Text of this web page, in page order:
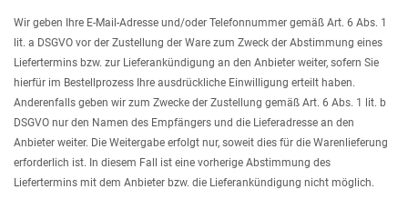
Wir geben Ihre E-Mail-Adresse und/oder Telefonnummer gemäß Art. 6 Abs. 1
lit. a DSGVO vor der Zustellung der Ware zum Zweck der Abstimmung eines
Liefertermins bzw. zur Lieferankündigung an den Anbieter weiter, sofern Sie
hierfür im Bestellprozess Ihre ausdrückliche Einwilligung erteilt haben.
Anderenfalls geben wir zum Zwecke der Zustellung gemäß Art. 6 Abs. 1 lit. b
DSGVO nur den Namen des Empfängers und die Lieferadresse an den
Anbieter weiter. Die Weitergabe erfolgt nur, soweit dies für die Warenlieferung
erforderlich ist. In diesem Fall ist eine vorherige Abstimmung des
Liefertermins mit dem Anbieter bzw. die Lieferankündigung nicht möglich.